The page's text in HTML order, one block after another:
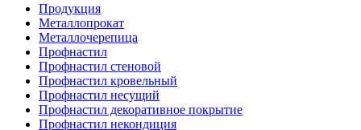
Продукция
Металлопрокат
Металлочерепица
Профнастил
Профнастил стеновой
Профнастил кровельный
Профнастил несущий
Профнастил декоративное покрытие
Профнастил некондиция